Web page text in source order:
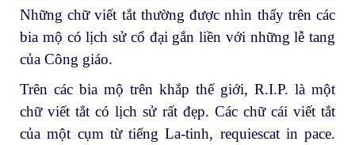
Những chữ viết tắt thường được nhìn thấy trên các
bia mộ có lịch sử cổ đại gắn liền với những lễ tang
của Công giáo.
Trên các bia mộ trên khắp thế giới, R.I.P. là một
chữ viết tắt có lịch sử rất đẹp. Các chữ cái viết tắt
của một cụm từ tiếng La-tinh, requiescat in pace.